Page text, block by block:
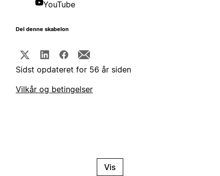
YouTube
Del denne skabelon
Sidst opdateret for 56 år siden
Vilkår og betingelser
Vis